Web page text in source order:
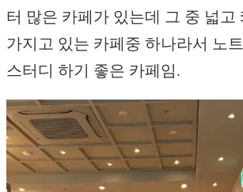
터 많은 카페가 있는데 그 중 넓고
가지고 있는 카페중 하나라서 노
스터디 하기 좋은 카페임.